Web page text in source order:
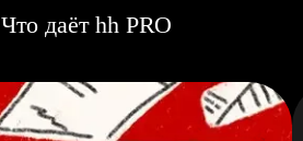
Что даёт hh PRO